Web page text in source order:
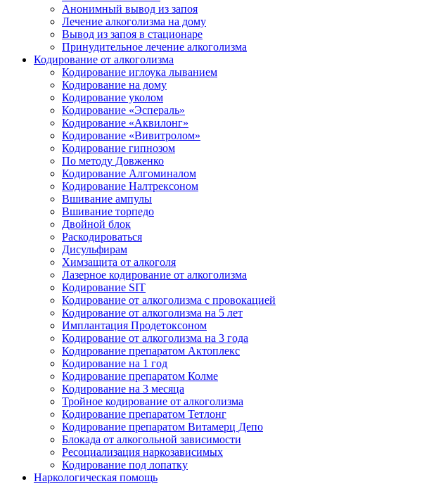
Анонимный вывод из запоя
Лечение алкоголизма на дому
Вывод из запоя в стационаре
Принудительное лечение алкоголизма
Кодирование от алкоголизма
Кодирование иглоука лыванием
Кодирование на дому
Кодирование уколом
Кодирование «Эспераль»
Кодирование «Аквилонг»
Кодирование «Вивитролом»
Кодирование гипнозом
По методу Довженко
Кодирование Алгоминалом
Кодирование Налтрексоном
Вшивание ампулы
Вшивание торпедо
Двойной блок
Раскодироваться
Дисульфирам
Химзащита от алкоголя
Лазерное кодирование от алкоголизма
Кодирование SIT
Кодирование от алкоголизма с провокацией
Кодирование от алкоголизма на 5 лет
Имплантация Продетоксоном
Кодирование от алкоголизма на 3 года
Кодирование препаратом Актоплекс
Кодирование на 1 год
Кодирование препаратом Колме
Кодирование на 3 месяца
Тройное кодирование от алкоголизма
Кодирование препаратом Тетлонг
Кодирование препаратом Витамерц Депо
Блокада от алкогольной зависимости
Ресоциализация наркозависимых
Кодирование под лопатку
Наркологическая помощь